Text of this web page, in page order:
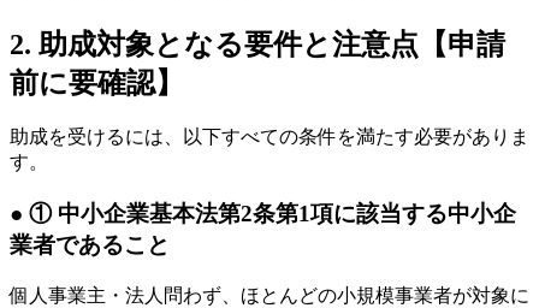
2. 助成対象となる要件と注意点【申請
前に要確認】
助成を受けるには、以下すべての条件を満たす必要がありま
す。
● ① 中小企業基本法第2条第1項に該当する中小企
業者であること
個人事業主・法人問わず、ほとんどの小規模事業者が対象に